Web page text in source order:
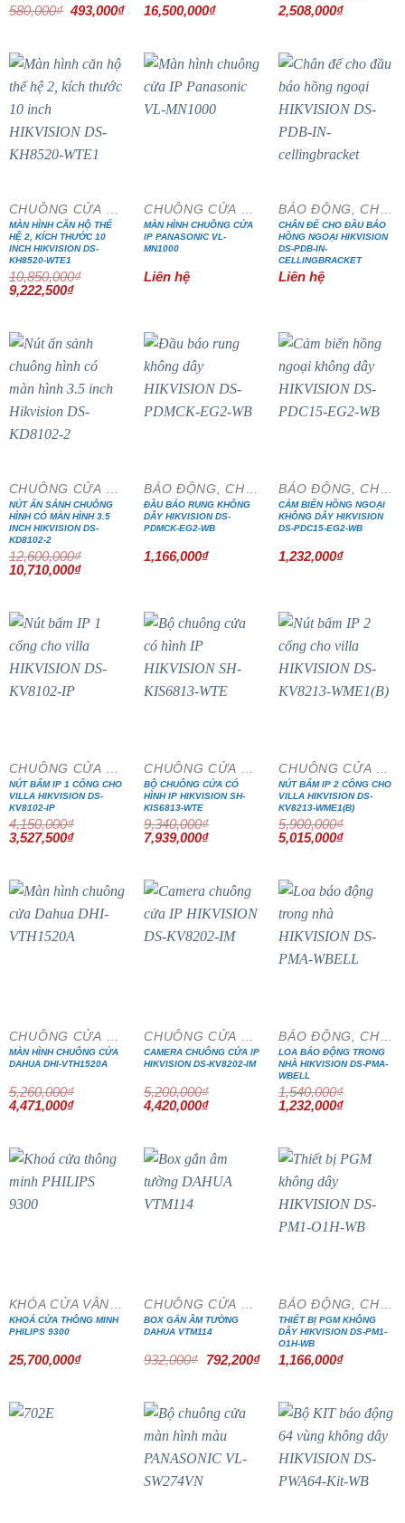
580,000₫ Giá
493,000₫Giá
493,000₫.
16,500,000₫ 2,508,000₫
CHUÔNG CỬA MÀN HÌNH
MÀN HÌNH CĂN HỘ THẾ
HỆ 2, KÍCH THƯỚC 10
INCH HIKVISION DS-
KH8520-WTE1
10,850,000₫
Giá
gốc
9,222,500₫Giá
9,222,500₫.
CHUÔNG CỬA MÀN HÌNH
MÀN HÌNH CHUÔNG CỬA
IP PANASONIC VL-
MN1000
Liên hệ
BÁO ĐỘNG, CHỐNG TRỘM
CHÂN ĐẾ CHO ĐẦU BÁO
HỒNG NGOẠI HIKVISION
DS-PDB-IN-
CELLINGBRACKET
Liên hệ
CHUÔNG CỬA MÀN HÌNH
NÚT ẤN SẢNH CHUÔNG
HÌNH CÓ MÀN HÌNH 3.5
INCH HIKVISION DS-
KD8102-2
12,600,000₫
Giá
gốc
10,710,000₫Giá
10,710,000₫.
BÁO ĐỘNG, CHỐNG TRỘM
ĐẦU BÁO RUNG KHÔNG
DÂY HIKVISION DS-
PDMCK-EG2-WB
1,166,000₫
BÁO ĐỘNG, CHỐNG TRỘM
CẢM BIẾN HỒNG NGOẠI
KHÔNG DÂY HIKVISION
DS-PDC15-EG2-WB
1,232,000₫
CHUÔNG CỬA MÀN HÌNH
NÚT BẤM IP 1 CỔNG CHO
VILLA HIKVISION DS-
KV8102-IP
4,150,000₫
Giá
gốc
3,527,500₫Giá
3,527,500₫.
CHUÔNG CỬA MÀN HÌNH
BỘ CHUÔNG CỬA CÓ
HÌNH IP HIKVISION SH-
KIS6813-WTE
9,340,000₫
Giá
gốc
7,939,000₫Giá
7,939,000₫.
CHUÔNG CỬA MÀN HÌNH
NÚT BẤM IP 2 CỔNG CHO
VILLA HIKVISION DS-
KV8213-WME1(B)
5,900,000₫
Giá
gốc
5,015,000₫Giá
CHUÔNG CỬA MÀN HÌNH
MÀN HÌNH CHUÔNG CỬA
DAHUA DHI-VTH1520A
5,260,000₫
Giá
gốc
4,471,000₫Giá
4,471,000₫.
CHUÔNG CỬA MÀN HÌNH
CAMERA CHUÔNG CỬA IP
HIKVISION DS-KV8202-IM
5,200,000₫
Giá
gốc
4,420,000₫Giá
4,420,000₫.
BÁO ĐỘNG, CHỐNG TRỘM
LOA BÁO ĐỘNG TRONG
NHÀ HIKVISION DS-PMA-
WBELL
1,540,000₫
Giá
gốc
1,232,000₫Giá
KHÓA CỬA VÂN TAY
KHOÁ CỬA THÔNG MINH
PHILIPS 9300
25,700,000₫
CHUÔNG CỬA MÀN HÌNH
BOX GẮN ÂM TƯỜNG
DAHUA VTM114
932,000₫
Giá
792,200₫Giá
792,200₫.
BÁO ĐỘNG, CHỐNG TRỘM
THIẾT BỊ PGM KHÔNG
DÂY HIKVISION DS-PM1-
O1H-WB
1,166,000₫